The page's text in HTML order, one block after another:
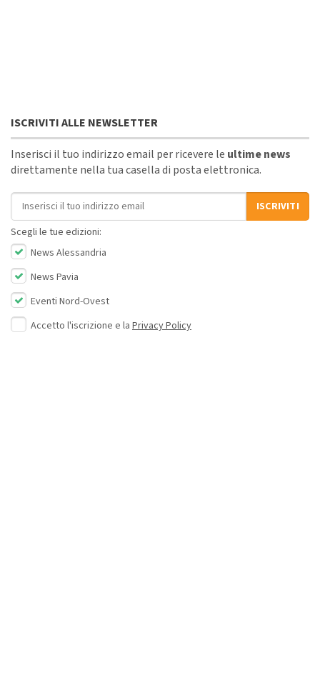
ISCRIVITI ALLE NEWSLETTER
Inserisci il tuo indirizzo email per ricevere le ultime news
direttamente nella tua casella di posta elettronica.
Indirizzo email
ISCRIVITI
Scegli le tue edizioni:
News Alessandria
News Pavia
Eventi Nord-Ovest
Accetto l'iscrizione e la Privacy Policy